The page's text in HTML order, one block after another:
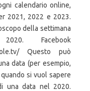
calendario online,
2021, 2022 e 2023.
della settimana
Facebook
Questo può
data (per esempio,
si vuol sapere
una data nel 2020.